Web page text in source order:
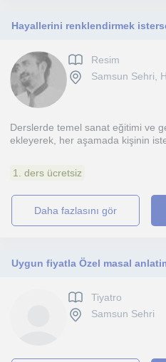
Resim
Samsun Sehri,
Derslerde temel sanat eğitimi ve
ekleyerek, her aşamada kişinin
1. ders ücretsiz
daha fazlasını gör
Tiyatro
Samsun Sehri